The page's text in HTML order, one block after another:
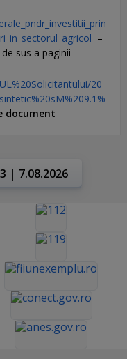
–
sus a paginii
20
document
| 7.08.2026